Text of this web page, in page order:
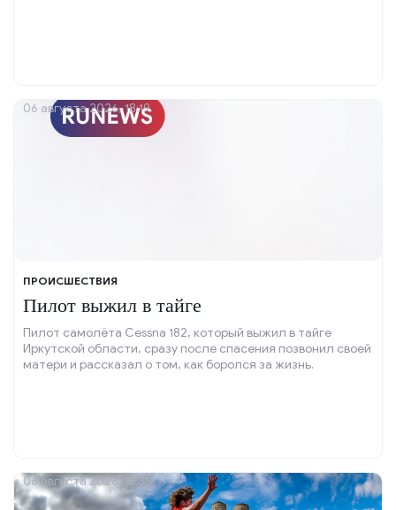
ПРОИСШЕСТВИЯ
Пилот выжил в тайге
Пилот самолёта Cessna 182, который выжил в тайге
Иркутской области, сразу после спасения позвонил своей
матери и рассказал о том, как боролся за жизнь.
06 августа 2026, 18:19
06 августа 2026, 16:35